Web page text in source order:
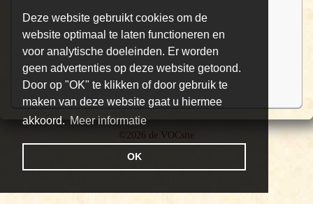
Deze website gebruikt cookies om de
website optimaal te laten functioneren en
voor analytische doeleinden. Er worden
geen advertenties op deze website getoond.
Door op "OK" te klikken of door gebruik te
maken van deze website gaat u hiermee
akkoord. Meer informatie
OK
©2026 de VOCsite